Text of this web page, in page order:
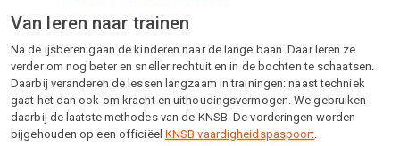
Van leren naar trainen
Na de ijsberen gaan de kinderen naar de lange baan. Daar leren ze
verder om nog beter en sneller rechtuit en in de bochten te schaatsen.
Daarbij veranderen de lessen langzaam in trainingen: naast techniek
gaat het dan ook om kracht en uithoudingsvermogen. We gebruiken
daarbij de laatste methodes van de KNSB. De vorderingen worden
bijgehouden op een officiëel KNSB vaardigheidspaspoort